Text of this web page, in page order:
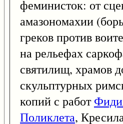
феминисток: от
амазономахии
греков против
на рельефах
святилищ, храмов
скульптурных
копий с работ
Поликлета,